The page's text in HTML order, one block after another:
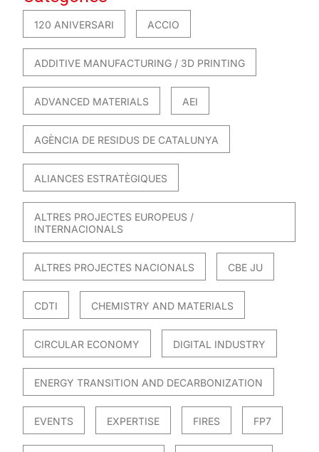
120 ANIVERSARI ACCIO
ADDITIVE MANUFACTURING / 3D PRINTING
ADVANCED MATERIALS AEI
AGÈNCIA DE RESIDUS DE CATALUNYA
ALIANCES ESTRATÈGIQUES
ALTRES PROJECTES EUROPEUS /
INTERNACIONALS
ALTRES PROJECTES NACIONALS CBE JU
CDTI CHEMISTRY AND MATERIALS
CIRCULAR ECONOMY DIGITAL INDUSTRY
ENERGY TRANSITION AND DECARBONIZATION
EVENTS EXPERTISE FIRES FP7